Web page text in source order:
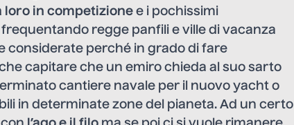
loro in competizione e i pochissimi
regge panfili e ville di vacanza
considerate perché in grado di fare
capitare che un emiro chieda al suo sarto
cantiere navale per il nuovo yacht o
in determinate zone del pianeta. Ad un certo